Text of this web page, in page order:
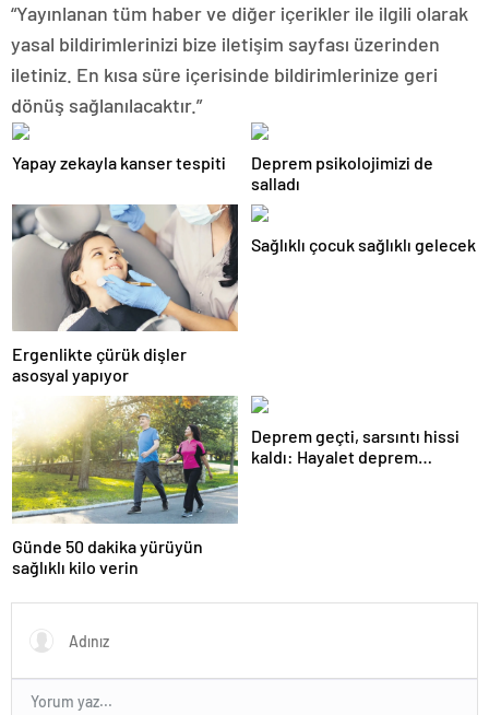
“Yayınlanan tüm haber ve diğer içerikler ile ilgili olarak
yasal bildirimlerinizi bize iletişim sayfası üzerinden
iletiniz. En kısa süre içerisinde bildirimlerinize geri
dönüş sağlanılacaktır.”
Yapay zekayla kanser tespiti
Deprem psikolojimizi de
salladı
Ergenlikte çürük dişler
asosyal yapıyor
Sağlıklı çocuk sağlıklı gelecek
Günde 50 dakika yürüyün
sağlıklı kilo verin
Deprem geçti, sarsıntı hissi
kaldı: Hayalet deprem